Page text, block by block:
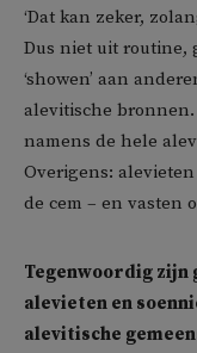
‘Dat kan zeker,
Dus niet uit routine,
‘showen’ aan
alevitische
namens de hele
Overigens:
de cem – en vasten
Tegenwoordig zijn
alevieten en
alevitische